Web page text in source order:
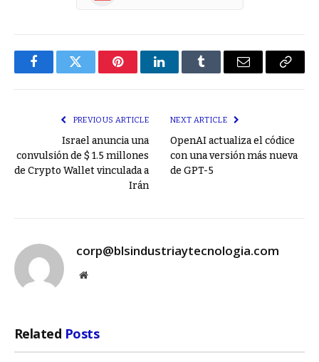
FacebookTwitter PinterestLinkedInTumblr Email
Copy
PREVIOUS ARTICLE
Israel anuncia una
convulsión de $ 1.5 millones
de Crypto Wallet vinculada a
Irán
NEXT ARTICLE
OpenAI actualiza el códice
con una versión más nueva
de GPT-5
corp@blsindustriaytecnologia.com
Website
Related Posts